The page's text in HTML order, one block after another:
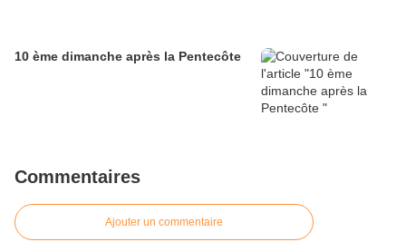
10 ème dimanche après la Pentecôte
Commentaires
Ajouter un commentaire